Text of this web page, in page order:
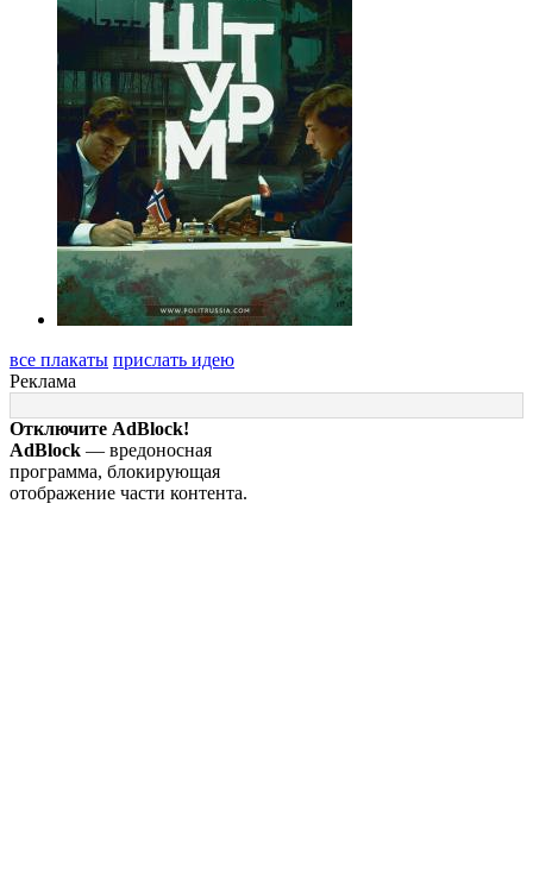
все плакаты прислать идею
Реклама
Отключите AdBlock!
AdBlock — вредоносная
программа, блокирующая
отображение части контента.